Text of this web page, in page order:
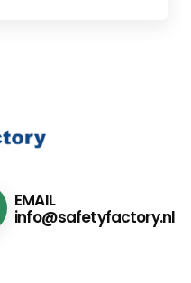
EMAIL
info@safetyfactory.nl